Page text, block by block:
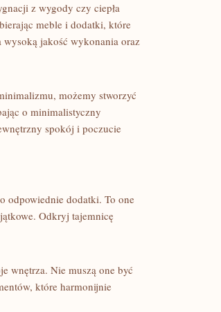
z wygody czy⁢ ciepła
meble‌ i​ dodatki, ⁢które
wysoką jakość wykonania oraz
możemy ‌stworzyć
o‍ minimalistyczny
spokój i ⁢poczucie
odpowiednie dodatki. To⁣ one
Odkryj tajemnicę
‌wnętrza. Nie muszą one być
które harmonijnie